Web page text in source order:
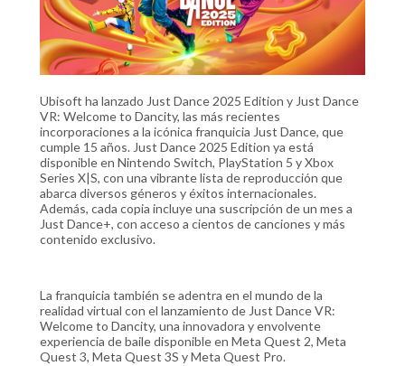
Ubisoft ha lanzado Just Dance 2025 Edition y Just Dance
VR: Welcome to Dancity, las más recientes
incorporaciones a la icónica franquicia Just Dance, que
cumple 15 años. Just Dance 2025 Edition ya está
disponible en Nintendo Switch, PlayStation 5 y Xbox
Series X|S, con una vibrante lista de reproducción que
abarca diversos géneros y éxitos internacionales.
Además, cada copia incluye una suscripción de un mes a
Just Dance+, con acceso a cientos de canciones y más
contenido exclusivo.
La franquicia también se adentra en el mundo de la
realidad virtual con el lanzamiento de Just Dance VR:
Welcome to Dancity, una innovadora y envolvente
experiencia de baile disponible en Meta Quest 2, Meta
Quest 3, Meta Quest 3S y Meta Quest Pro.